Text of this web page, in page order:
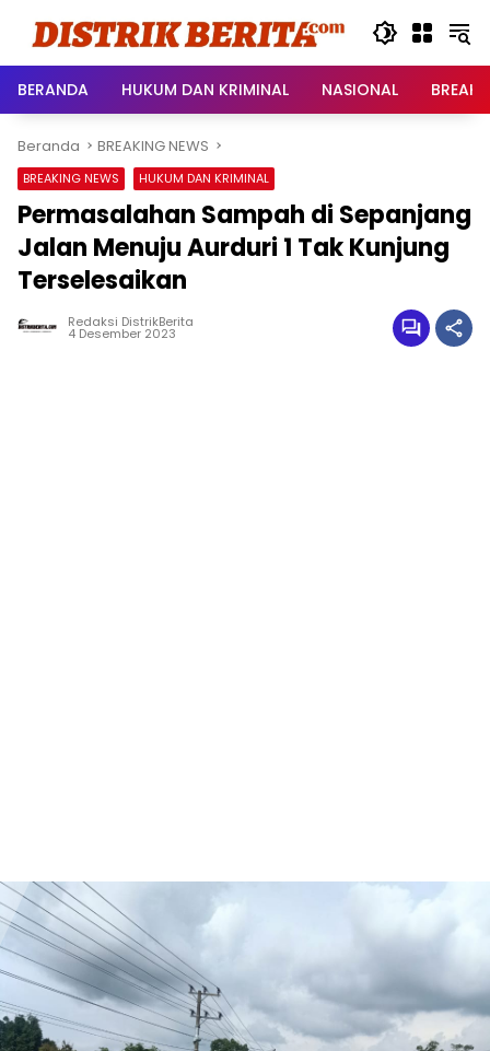
BERANDA
HUKUM DAN KRIMINAL NASIONAL
Beranda BREAKING NEWS
BREAKING NEWS HUKUM DAN KRIMINAL
Permasalahan Sampah di Sepanjang
Jalan Menuju Aurduri 1 Tak Kunjung
Terselesaikan
Redaksi DistrikBerita
4 Desember 2023